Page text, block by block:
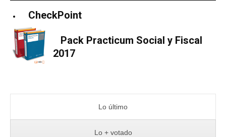
CheckPoint
Pack Practicum Social y Fiscal
2017
Lo último
Lo + votado